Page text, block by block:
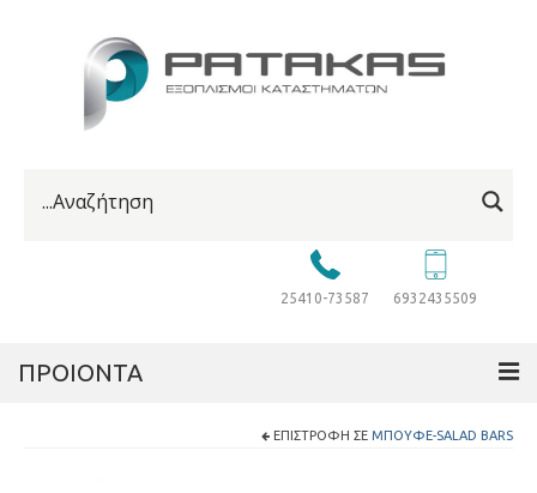
25410-73587 6932435509
ΠΡΟΙΟΝΤΑ
ΕΠΙΣΤΡΟΦΉ ΣΕ ΜΠΟΥΦΈ-SALAD BARS